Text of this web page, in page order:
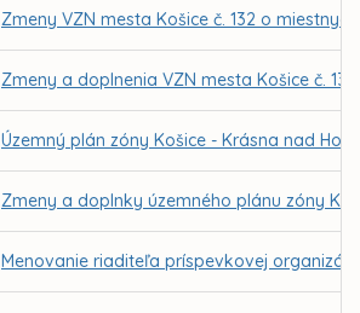
Zmeny VZN mesta Košice č. 132 o
Zmeny a doplnenia VZN mesta Košice č.
Územný plán zóny Košice - Krásna nad
Zmeny a doplnky územného plánu zóny
Menovanie riaditeľa príspevkovej